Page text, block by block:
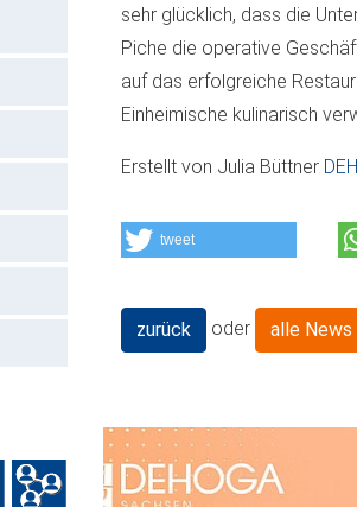
sehr glücklich, dass die
Piche die operative
auf das erfolgreiche
Einheimische kulinarisch
Erstellt von Julia Büttner
tweet
zurück oder alle News